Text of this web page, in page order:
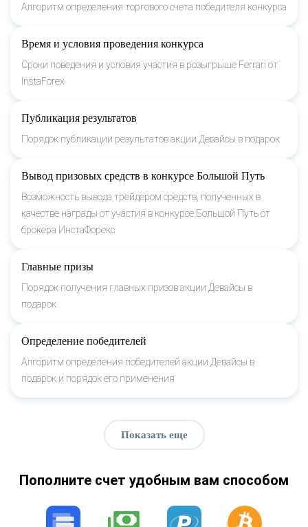
Алгоритм определения торгового счета победителя конкурса
Время и условия проведения конкурса
Сроки поведения и условия участия в розыгрыше Ferrari от
InstaForex
Публикация результатов
Порядок публикации результатов акции Девайсы в подарок
Вывод призовых средств в конкурсе Большой Путь
Возможность вывода трейдером средств, полученных в
качестве награды от участия в конкурсе Большой Путь от
брокера ИнстаФорекс
Главные призы
Порядок получения главных призов акции Девайсы в
подарок
Определение победителей
Алгоритм определения победителей акции Девайсы в
подарок и порядок его применения
Показать еще
Пополните счет удобным вам способом